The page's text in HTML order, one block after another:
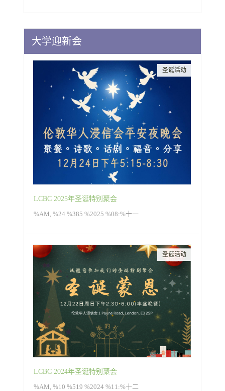
大学迎新会
LCBC 2025年圣诞特别聚会
%AM, %24 %385 %2025 %08:%十一
圣诞活动
LCBC 2024年圣诞特别聚会
%AM, %10 %519 %2024 %11:%十二
圣诞活动